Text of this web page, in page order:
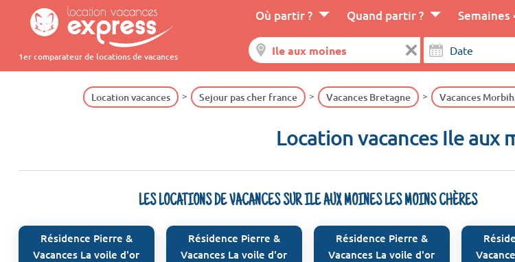
1er comparateur de locations de vacances
Où partir ? Quand partir ? Semaines
Location vacances Sejour pas cher france Vacances Bretagne Vacances
Location vacances Ile aux
LES LOCATIONS DE VACANCES SUR ILE AUX MOINES LES MOINS CHÈRES
Résidence Pierre &
Vacances La voile d'or
Résidence Pierre &
Vacances La voile d'or
Résidence Pierre &
Vacances La voile d'or